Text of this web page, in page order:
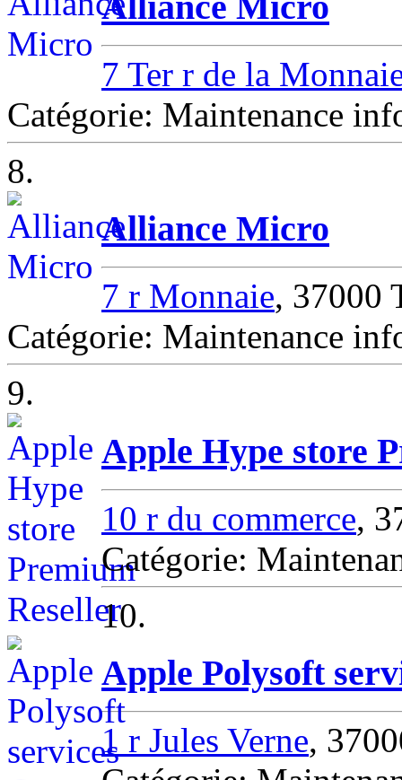
7 Ter r de la
Catégorie: Maintenance
8.
Alliance Micro
7 r Monnaie, 37000
Catégorie: Maintenance
9.
Apple Hype store
10 r du commerce,
Catégorie:
10.
Apple Polysoft
1 r Jules Verne,